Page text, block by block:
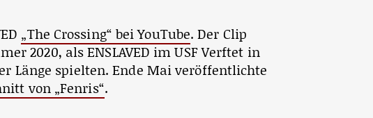
„The Crossing“ bei YouTube. Der Clip
2020, als ENSLAVED im USF Verftet in
Länge spielten. Ende Mai veröffentlichte
von „Fenris“.